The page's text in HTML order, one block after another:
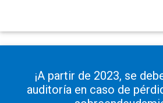
¡A partir de 2023, se
auditoría en caso de